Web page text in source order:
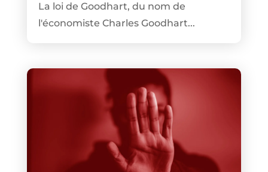
La loi de Goodhart, du nom de
l'économiste Charles Goodhart...